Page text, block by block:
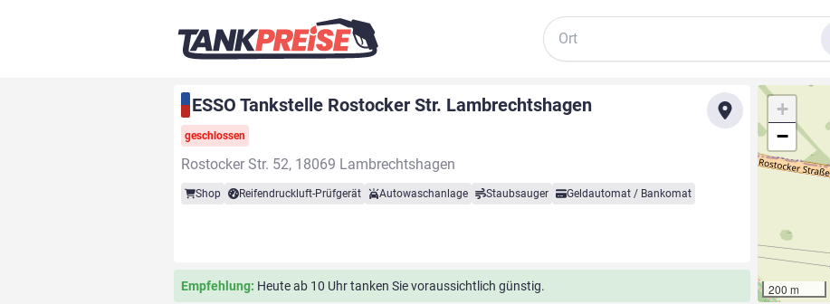
Suche
ESSO Tankstelle Rostocker Str. Lambrechtshagen
geschlossen
Rostocker Str. 52, 18069 Lambrechtshagen
Shop Reifendruckluft-Prüfgerät Autowaschanlage Staubsauger Geldautomat / Bankomat
Empfehlung: Heute ab 10 Uhr tanken Sie voraussichtlich günstig.
+
−
200 m